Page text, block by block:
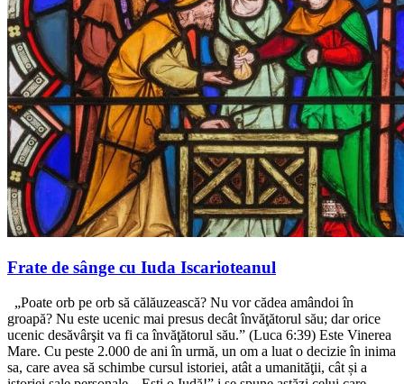
Frate de sânge cu Iuda Iscarioteanul
„Poate orb pe orb să călăuzească? Nu vor cădea amândoi în
groapă? Nu este ucenic mai presus decât învăţătorul său; dar orice
ucenic desăvârşit va fi ca învăţătorul său.” (Luca 6:39) Este Vinerea
Mare. Cu peste 2.000 de ani în urmă, un om a luat o decizie în inima
sa, care avea să schimbe cursul istoriei, atât a umanităţii, cât și a